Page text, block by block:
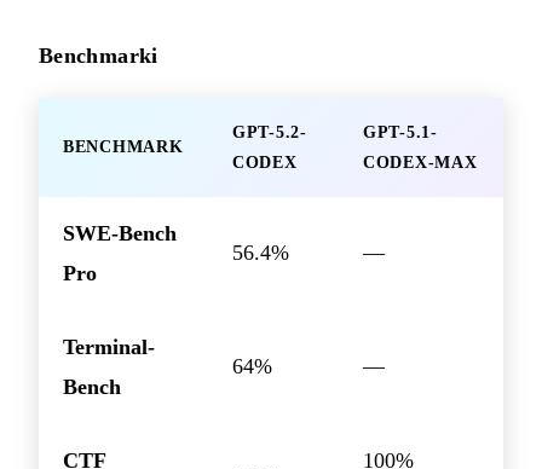
Benchmarki
BENCHMARK
GPT-5.2-
CODEX
GPT-5.1-
CODEX-MAX
SWE-Bench
Pro
56.4% —
Terminal-
Bench
64% —
CTF
100%